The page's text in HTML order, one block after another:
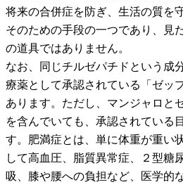
将来の合併症を防ぎ、生活の質を
そのための手段の一つであり、見
の道具ではありません。
なお、同じチルゼパチドという成
療薬として承認されている「ゼッ
あります。ただし、マンジャロと
を含んでいても、承認されている
す。肥満症とは、単に体重が重い
して高血圧、脂質異常症、２型糖
吸、膝や腰への負担など、医学的